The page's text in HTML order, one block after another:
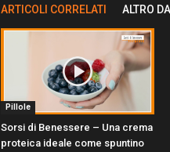
ARTICOLI CORRELATI ALTRO
Pillole
Sorsi di Benessere – Una crema
proteica ideale come spuntino